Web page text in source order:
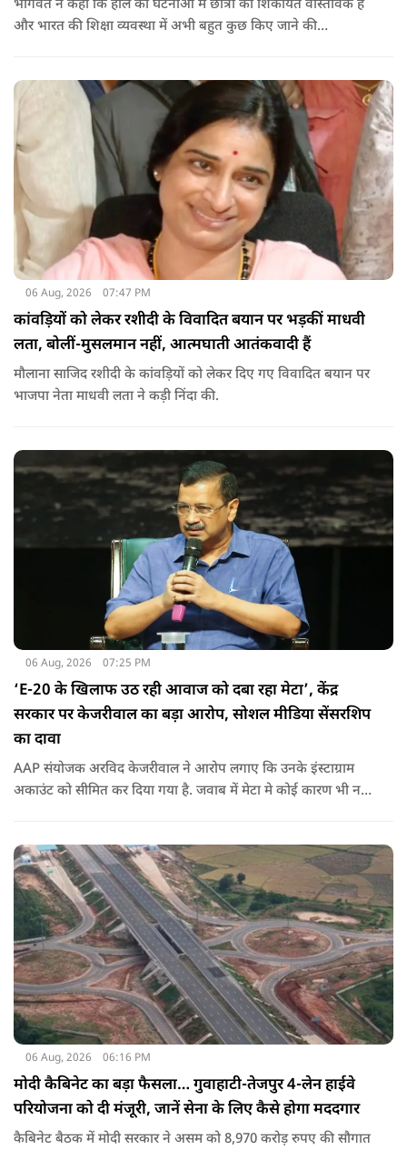
भागवत ने कहा कि हाल की घटनाओं में छात्रों की शिकायतें वास्तविक हैं
और भारत की शिक्षा व्यवस्था में अभी बहुत कुछ किए जाने की
06 Aug, 2026 07:47 PM
कांवड़ियों को लेकर रशीदी के विवादित बयान पर भड़कीं माधवी
लता, बोलीं-मुसलमान नहीं, आत्मघाती आतंकवादी हैं
मौलाना साजिद रशीदी के कांवड़ियों को लेकर दिए गए विवादित बयान पर
भाजपा नेता माधवी लता ने कड़ी निंदा की.
06 Aug, 2026 07:25 PM
‘E-20 के खिलाफ उठ रही आवाज को दबा रहा मेटा’, केंद्र
सरकार पर केजरीवाल का बड़ा आरोप, सोशल मीडिया सेंसरशिप
का दावा
AAP संयोजक अरविद केजरीवाल ने आरोप लगाए कि उनके इंस्टाग्राम
अकाउंट को सीमित कर दिया गया है. जवाब में मेटा मे कोई कारण भी नहीं
06 Aug, 2026 06:16 PM
मोदी कैबिनेट का बड़ा फैसला… गुवाहाटी-तेजपुर 4-लेन हाईवे
परियोजना को दी मंजूरी, जानें सेना के लिए कैसे होगा मददगार
कैबिनेट बैठक में मोदी सरकार ने असम को 8,970 करोड़ रुपए की सौगात